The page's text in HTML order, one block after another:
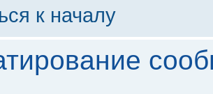
к началу